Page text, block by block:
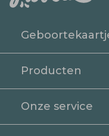
Producten
Onze service